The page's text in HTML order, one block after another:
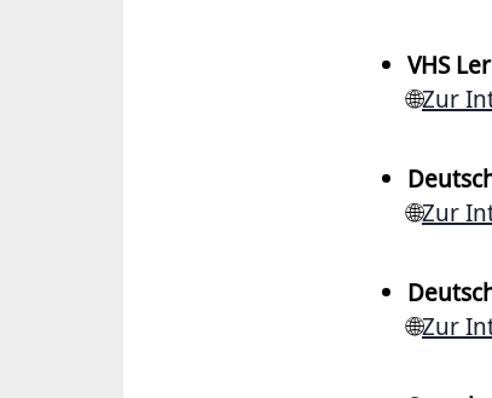
VHS
🌐Zur
🌐Zur
🌐Zur